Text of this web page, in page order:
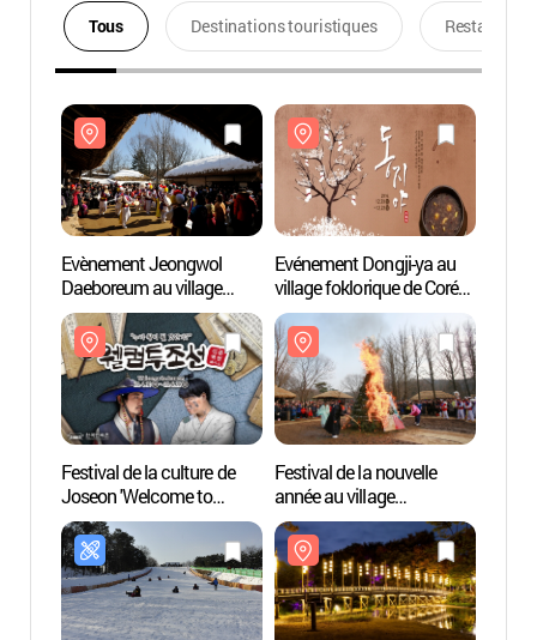
Tous Destinations touristiques Restaurants
Evènement Jeongwol
Daeboreum au village
folklorique coréen
(한국민속촌 정월대보름
특별행사)
Evénement Dongji-ya au
village foklorique de Corée
한국민속촌 동지야
(동지夜)
Festival de la culture de
Joseon 'Welcome to
Joseon' (한국민속촌
조선문화축제
웰컴투조선 2018)
Festival de la nouvelle
année au village
traditionnel de Corée
(한국민속촌 설맞이
복잔치)